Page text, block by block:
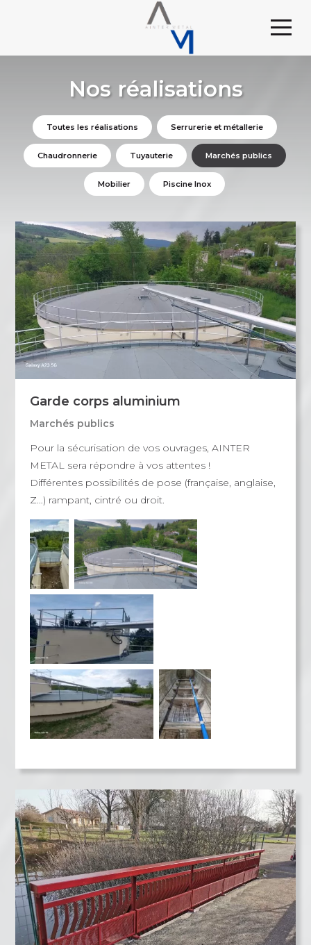
Nos réalisations
Toutes les réalisations Serrurerie et métallerie
Chaudronnerie Tuyauterie Marchés publics
Mobilier Piscine Inox
Garde corps aluminium
Marchés publics
Pour la sécurisation de vos ouvrages, AINTER
METAL sera répondre à vos attentes !
Différentes possibilités de pose (française, anglaise,
Z…) rampant, cintré ou droit.